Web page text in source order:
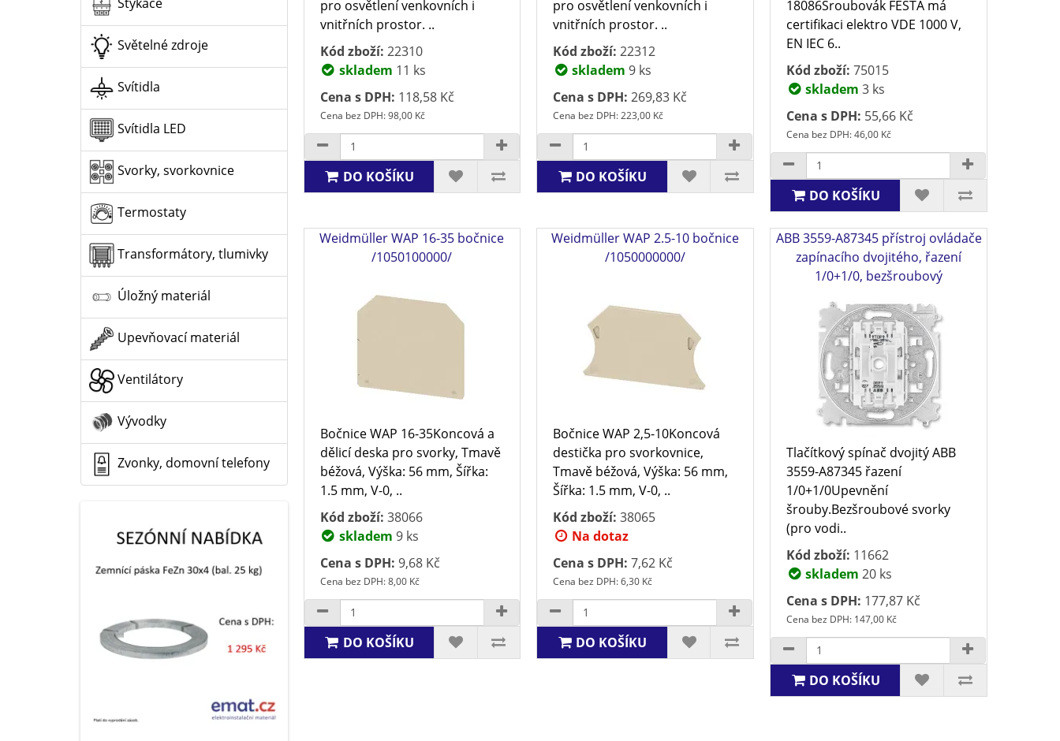
Světelné zdroje
Svítidla
Svítidla LED
Svorky, svorkovnice
Termostaty
Transformátory, tlumivky
Úložný materiál
Upevňovací materiál
Ventilátory
Vývodky
Zvonky, domovní telefony
pro osvětlení venkovních i
vnitřních prostor. ..
Kód zboží: 22310
skladem 11 ks
Cena s DPH: 118,58 Kč
Cena bez DPH: 98,00 Kč
DO KOŠÍKU
pro osvětlení venkovních i
vnitřních prostor. ..
Kód zboží: 22312
skladem 9 ks
Cena s DPH: 269,83 Kč
Cena bez DPH: 223,00 Kč
DO KOŠÍKU
18086Šroubovák FESTA má
certifikaci elektro VDE 1000 V,
EN IEC 6..
Kód zboží: 75015
skladem 3 ks
Cena s DPH: 55,66 Kč
Cena bez DPH: 46,00 Kč
DO KOŠÍKU
Weidmüller WAP 16-35 bočnice
/1050100000/
Bočnice WAP 16-35Koncová a
dělicí deska pro svorky, Tmavě
béžová, Výška: 56 mm, Šířka:
1.5 mm, V-0, ..
Kód zboží: 38066
skladem 9 ks
Cena s DPH: 9,68 Kč
Cena bez DPH: 8,00 Kč
DO KOŠÍKU
Weidmüller WAP 2.5-10 bočnice
/1050000000/
Bočnice WAP 2,5-10Koncová
destička pro svorkovnice,
Tmavě béžová, Výška: 56 mm,
Šířka: 1.5 mm, V-0, ..
Kód zboží: 38065
Na dotaz
Cena s DPH: 7,62 Kč
Cena bez DPH: 6,30 Kč
DO KOŠÍKU
ABB 3559-A87345 přístroj ovládače
zapínacího dvojitého, řazení
1/0+1/0, bezšroubový
Tlačítkový spínač dvojitý ABB
3559-A87345 řazení
1/0+1/0Upevnění
šrouby.Bezšroubové svorky
(pro vodi..
Kód zboží: 11662
skladem 20 ks
Cena s DPH: 177,87 Kč
Cena bez DPH: 147,00 Kč
DO KOŠÍKU